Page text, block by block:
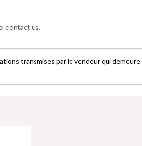
contact us.
transmises par le vendeur qui